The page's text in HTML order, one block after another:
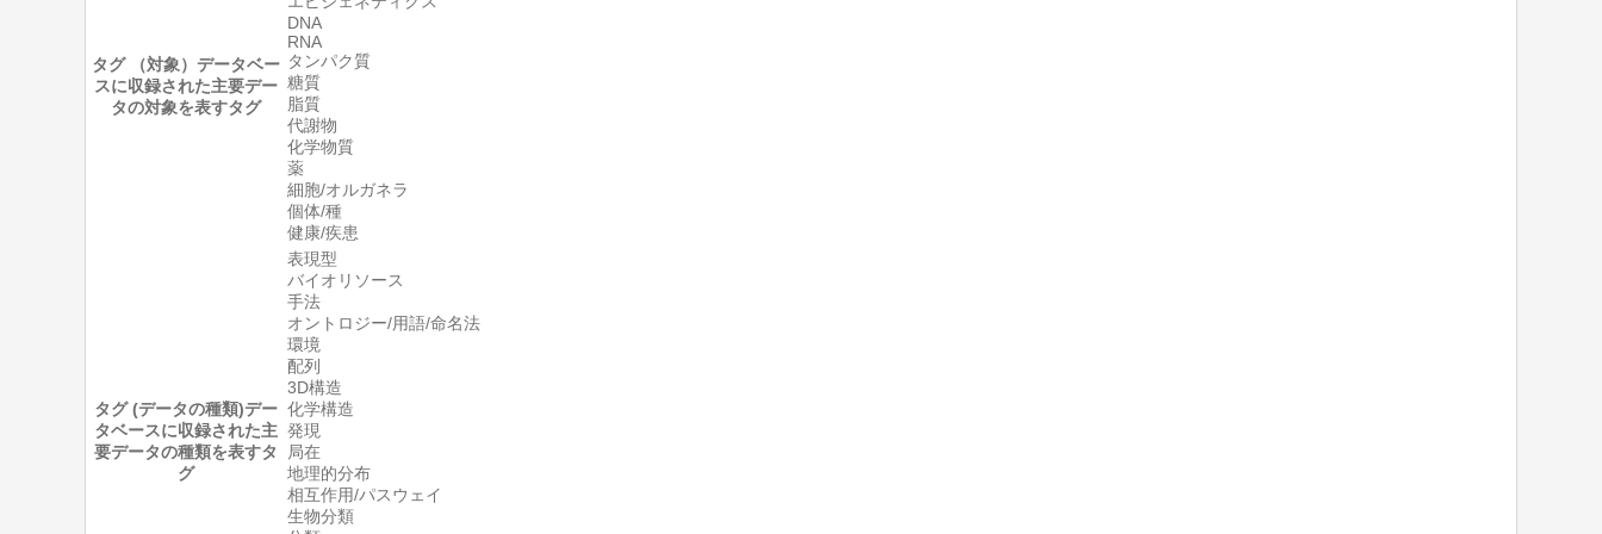
タグ （対象） データベー
スに収録された主要デー
タの対象を表すタグ
DNA
RNA
タンパク質
糖質
脂質
代謝物
化学物質
薬
細胞/オルガネラ
個体/種
健康/疾患
タグ (データの種類)デー
タベースに収録された主
要データの種類を表すタ
グ
表現型
バイオリソース
手法
オントロジー/用語/命名法
環境
配列
3D構造
化学構造
発現
局在
地理的分布
相互作用/パスウェイ
生物分類